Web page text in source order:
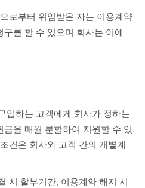
로부터 위임받은 자는 이용계약
를 할 수 있으며 회사는 이에
입하는 고객에게 회사가 정하는
을 매월 분할하여 지원할 수 있
건은 회사와 고객 간의 개별계
시 할부기간, 이용계약 해지 시